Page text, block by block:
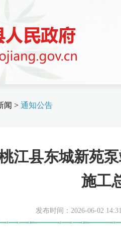
闻 > 通知公告
江县东城新苑
施工
发布时间：2026-06-02 14:31